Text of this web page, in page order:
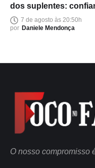
dos suplentes:
política
7 de agosto às 20:50h
por Daniele Mendonça
O nosso compromisso